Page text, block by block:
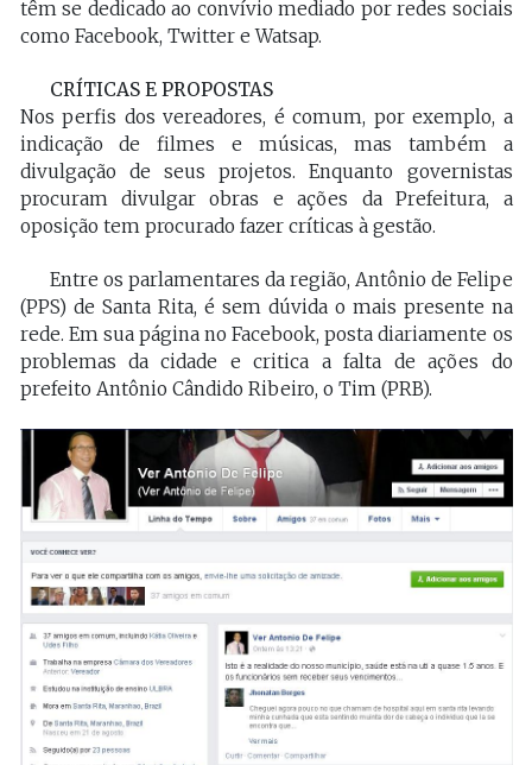
têm se dedicado ao convívio mediado por redes sociais
como Facebook, Twitter e Watsap.
CRÍTICAS E PROPOSTAS
Nos perfis dos vereadores, é comum, por exemplo, a
indicação de filmes e músicas, mas também a
divulgação de seus projetos. Enquanto governistas
procuram divulgar obras e ações da Prefeitura, a
oposição tem procurado fazer críticas à gestão.
Entre os parlamentares da região, Antônio de Felipe
(PPS) de Santa Rita, é sem dúvida o mais presente na
rede. Em sua página no Facebook, posta diariamente os
problemas da cidade e critica a falta de ações do
prefeito Antônio Cândido Ribeiro, o Tim (PRB).